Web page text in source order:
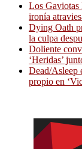
Los Gaviotas
ironía
Dying Oath
la culpa
Doliente
‘Heridas’
Dead/Asleep
propio en